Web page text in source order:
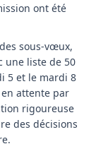
ont été
sous-vœux,
une liste de 50
5 et le mardi 8
attente par
rigoureuse
des décisions